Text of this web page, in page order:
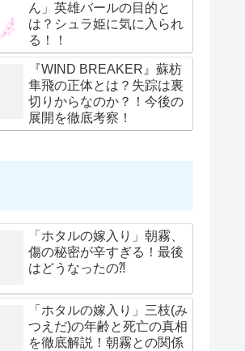
ん」英雄バールの目的と
は？シュラ姫に気に入られ
る！！
『WIND BREAKER』蘇枋
隼飛の正体とは？失踪は裏
切りからなのか？！今後の
展開を徹底考察！
「ホタルの嫁入り」朝霧、
傷の秘密が辛すぎる！最後
はどうなったの⁈
「ホタルの嫁入り」三枝(み
つえだ)の年齢と死亡の真相
を徹底解説！朝霧との関係